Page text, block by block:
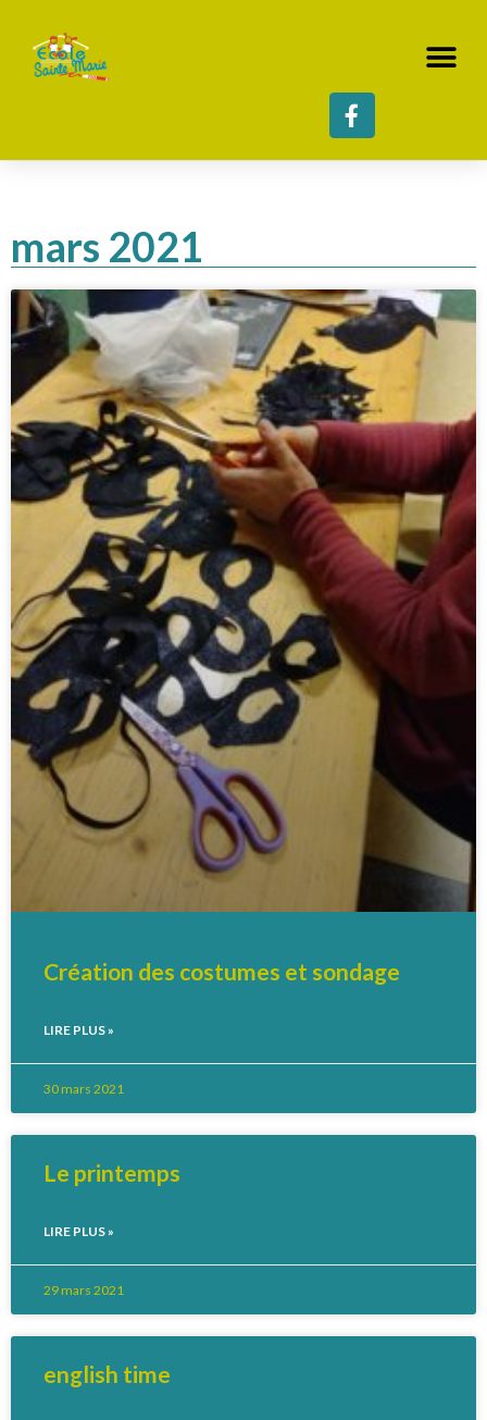
mars 2021
Création des costumes et sondage
LIRE PLUS »
30 mars 2021
Le printemps
LIRE PLUS »
29 mars 2021
english time